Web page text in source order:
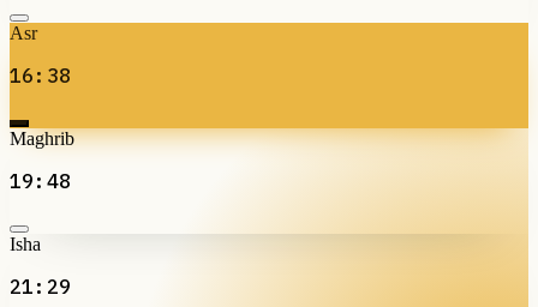
Asr
16:38
Maghrib
19:48
Isha
21:29